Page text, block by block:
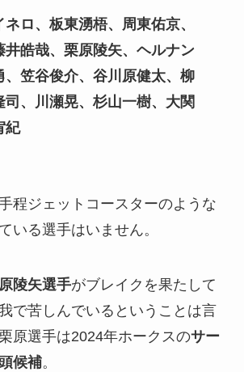
ロ、板東湧梧、周東佑京、
井皓哉、栗原陵矢、ヘルナン
、笠谷俊介、谷川原健太、柳
司、川瀬晃、杉山一樹、大関
紀
程ジェットコースターのような
いる選手はいません。
陵矢選手がブレイクを果たして
で苦しんでいるということは言
原選手は2024年ホークスのサー
候補。